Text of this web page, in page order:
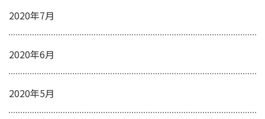
2020年7月
2020年6月
2020年5月